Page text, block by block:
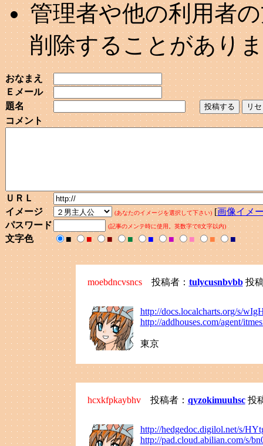
管理者や他の利用者
削除することがあり
おなまえ
Ｅメール
題名
コメント
ＵＲＬ
イメージ
(あなたのイメージを選択して下さい) [画像イメ
パスワード
(記事のメンテ時に使用。英数字で8文字以内)
文字色 ■ ■ ■ ■ ■ ■ ■ ■ ■
moebdncvsncs投稿者： tulycusnbvbb投稿
http://docs.localcharts.org/s/
http://addhouses.com/agent/
東京
hcxkfpkaybhv投稿者： qyzokimuuhsc投
http://hedgedoc.digilol.net/s/
http://pad.cloud.abilian.com/s/